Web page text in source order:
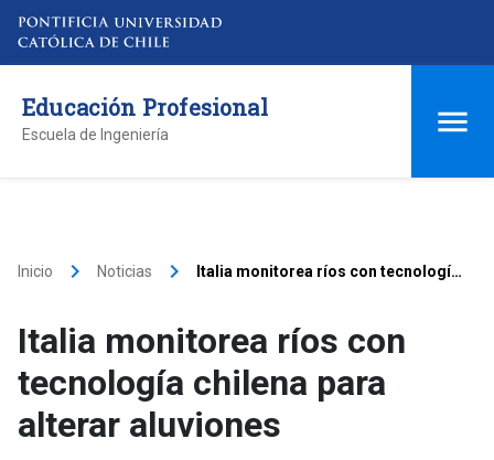
Educación Profesional
Escuela de Ingeniería
Inicio keyboard_arrow_right Noticias keyboard_arrow_right
Italia monitorea ríos con tecnología
Italia monitorea ríos con
tecnología chilena para
alterar aluviones